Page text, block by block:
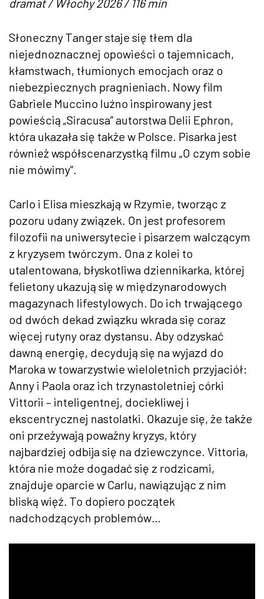
Słoneczny Tanger staje się tłem dla
niejednoznacznej opowieści o tajemnicach,
kłamstwach, tłumionych emocjach oraz o
niebezpiecznych pragnieniach. Nowy film
Gabriele Muccino luźno inspirowany jest
powieścią „Siracusa” autorstwa Delii Ephron,
która ukazała się także w Polsce. Pisarka jest
również współscenarzystką filmu „O czym sobie
nie mówimy”.
Carlo i Elisa mieszkają w Rzymie, tworząc z
pozoru udany związek. On jest profesorem
filozofii na uniwersytecie i pisarzem walczącym
z kryzysem twórczym. Ona z kolei to
utalentowana, błyskotliwa dziennikarka, której
felietony ukazują się w międzynarodowych
magazynach lifestylowych. Do ich trwającego
od dwóch dekad związku wkrada się coraz
więcej rutyny oraz dystansu. Aby odzyskać
dawną energię, decydują się na wyjazd do
Maroka w towarzystwie wieloletnich przyjaciół:
Anny i Paola oraz ich trzynastoletniej córki
Vittorii – inteligentnej, dociekliwej i
ekscentrycznej nastolatki. Okazuje się, że także
oni przeżywają poważny kryzys, który
najbardziej odbija się na dziewczynce. Vittoria,
która nie może dogadać się z rodzicami,
znajduje oparcie w Carlu, nawiązując z nim
bliską więź. To dopiero początek
nadchodzących problemów…